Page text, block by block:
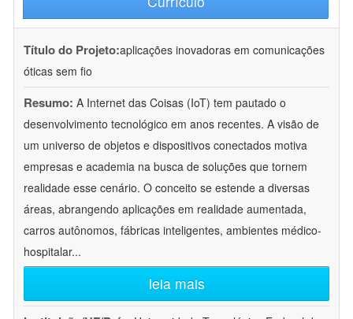
Título do Projeto:aplicações inovadoras em comunicações
óticas sem fio
Resumo: A Internet das Coisas (IoT) tem pautado o
desenvolvimento tecnológico em anos recentes. A visão de
um universo de objetos e dispositivos conectados motiva
empresas e academia na busca de soluções que tornem
realidade esse cenário. O conceito se estende a diversas
áreas, abrangendo aplicações em realidade aumentada,
carros autônomos, fábricas inteligentes, ambientes médico-
hospitalar...
leia mais